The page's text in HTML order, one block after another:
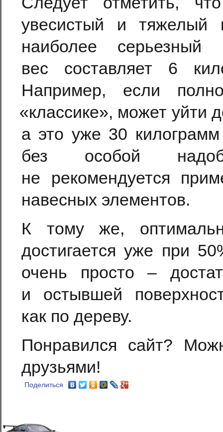
увесистый и
наиболее
вес составляет 6
Например, если
«классике», может уйти
а это уже 30
без особой
не рекомендуется
навесных элементов.
К тому же,
достигается уже при
очень просто –
и остывшей
как по дереву.
Понравился сайт?
друзьями!
Поделиться